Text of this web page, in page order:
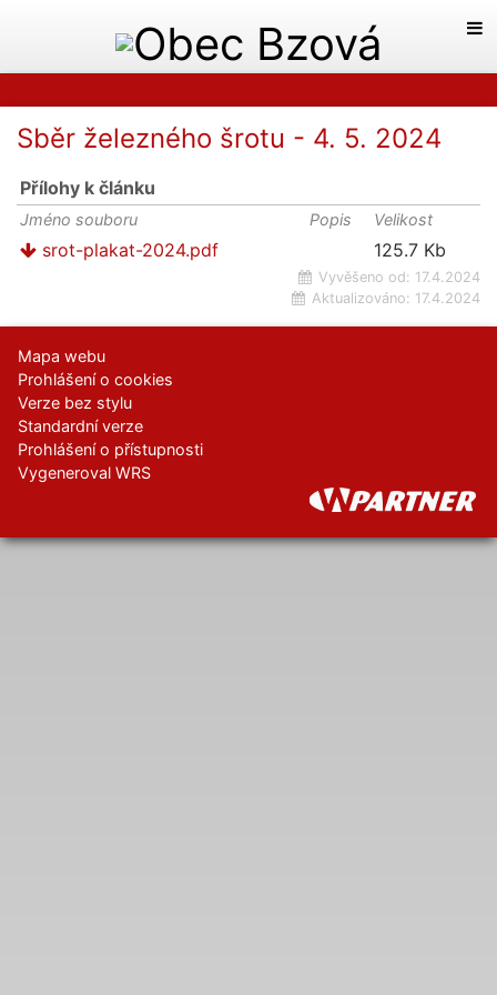
Sběr železného šrotu - 4. 5. 2024
Přílohy k článku
Jméno souboru Popis Velikost
srot-plakat-2024.pdf 125.7 Kb
Vyvěšeno od: 17.4.2024
Aktualizováno: 17.4.2024
Mapa webu
Prohlášení o cookies
Verze bez stylu
Standardní verze
Prohlášení o přístupnosti
Vygeneroval WRS